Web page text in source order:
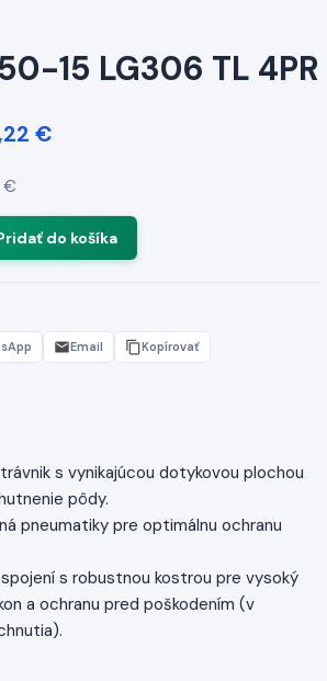
15 LG306 TL 4PR
€
€
Email Kopírovať
s vynikajúcou dotykovou plochou
pôdy.
pneumatiky pre optimálnu ochranu
s robustnou kostrou pre vysoký
a ochranu pred poškodením (v